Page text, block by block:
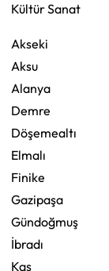
Kültür Sanat
Akseki
Aksu
Alanya
Demre
Döşemealtı
Elmalı
Finike
Gazipaşa
Gündoğmuş
İbradı
Kaş